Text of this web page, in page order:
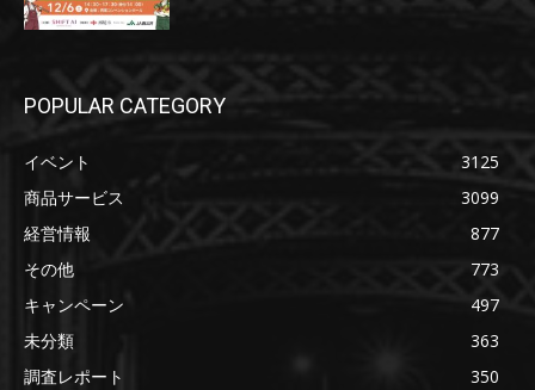
POPULAR CATEGORY
イベント
3125
商品サービス
3099
経営情報
877
その他
773
キャンペーン
497
未分類
363
調査レポート
350